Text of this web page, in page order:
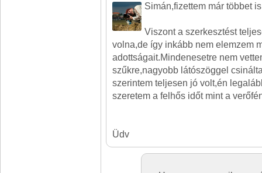
Simán,fizettem már többet
Viszont a szerkesztést
volna,de így inkább nem elemzem
adottságait.Mindenesetre nem
szűkre,nagyobb látószöggel
szerintem teljesen jó volt,én
szeretem a felhős időt mint a
Üdv